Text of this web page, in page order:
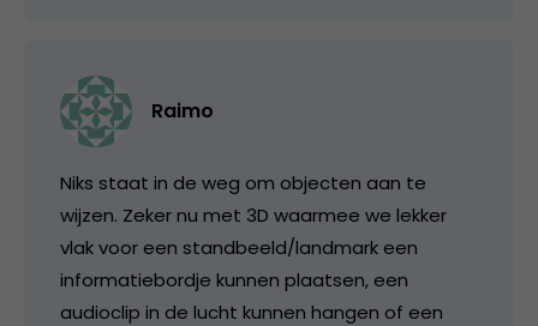
Raimo
Niks staat in de weg om objecten aan te
wijzen. Zeker nu met 3D waarmee we lekker
vlak voor een standbeeld/landmark een
informatiebordje kunnen plaatsen, een
audioclip in de lucht kunnen hangen of een